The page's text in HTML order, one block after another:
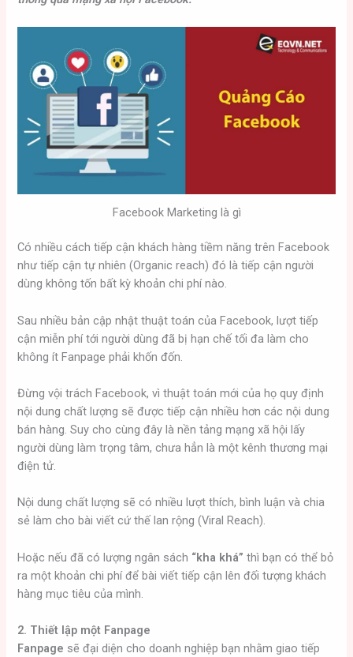
Facebook Marketing là gì
Có nhiều cách tiếp cận khách hàng tiềm năng trên Facebook
như tiếp cận tự nhiên (Organic reach) đó là tiếp cận người
dùng không tốn bất kỳ khoản chi phí nào.
Sau nhiều bản cập nhật thuật toán của Facebook, lượt tiếp
cận miễn phí tới người dùng đã bị hạn chế tối đa làm cho
không ít Fanpage phải khốn đốn.
Đừng vội trách Facebook, vì thuật toán mới của họ quy định
nội dung chất lượng sẽ được tiếp cận nhiều hơn các nội dung
bán hàng. Suy cho cùng đây là nền tảng mạng xã hội lấy
người dùng làm trọng tâm, chưa hẳn là một kênh thương mại
điện tử.
Nội dung chất lượng sẽ có nhiều lượt thích, bình luận và chia
sẻ làm cho bài viết cứ thế lan rộng (Viral Reach).
Hoặc nếu đã có lượng ngân sách “kha khá” thì bạn có thể bỏ
ra một khoản chi phí để bài viết tiếp cận lên đối tượng khách
hàng mục tiêu của mình.
2. Thiết lập một Fanpage
Fanpage sẽ đại diện cho doanh nghiệp bạn nhằm giao tiếp